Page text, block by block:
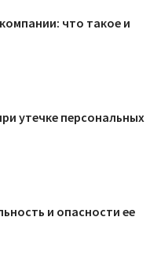
что такое и
утечке персональных
и опасности ее